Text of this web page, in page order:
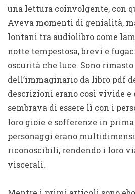
una lettura coinvolgente, con
Aveva momenti di genialità,
lontani tra audiolibro come
notte tempestosa, brevi e
oscurità che luce. Sono
dell’immaginario da libro pdf
descrizioni erano così vivide e
sembrava di essere lì con i
loro gioie e sofferenze in prima
personaggi erano
riconoscibili, rendendo i loro
viscerali.